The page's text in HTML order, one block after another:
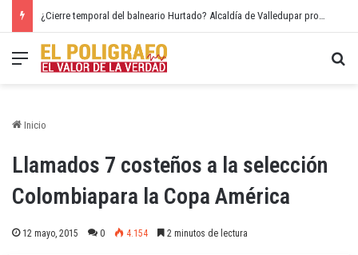
¿Cierre temporal del balneario Hurtado? Alcaldía de Valledupar propone recuperar el río Guatapurí
Menú
Inicio
Llamados 7 costeños a la selección
Colombiapara la Copa América
12 mayo, 2015 0 4.154 2 minutos de lectura